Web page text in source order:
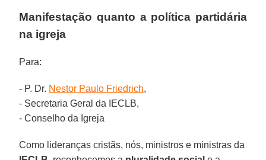
Manifestação quanto a política partidária
na igreja
Para:
- P. Dr. Nestor Paulo Friedrich,
- Secretaria Geral da IECLB,
- Conselho da Igreja
Como lideranças cristãs, nós, ministros e ministras da